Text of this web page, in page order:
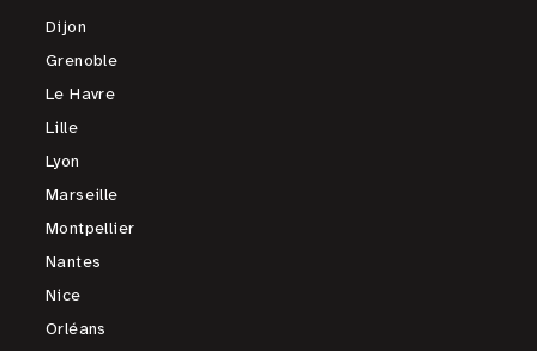
Dijon
Grenoble
Le Havre
Lille
Lyon
Marseille
Montpellier
Nantes
Nice
Orléans